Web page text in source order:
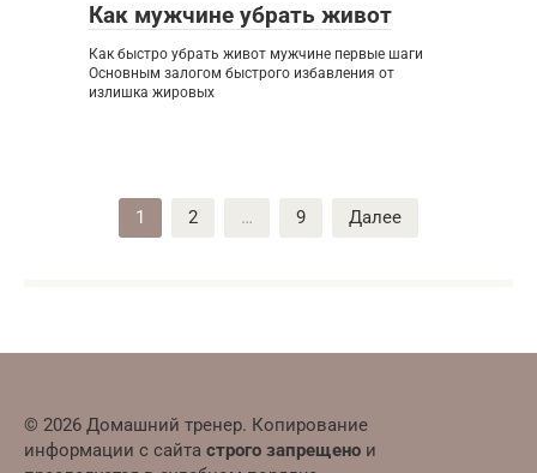
Как мужчине убрать живот
Как быстро убрать живот мужчине первые шаги
Основным залогом быстрого избавления от
излишка жировых
1 2 … 9 Далее
© 2026 Домашний тренер. Копирование
информации с сайта строго запрещено и